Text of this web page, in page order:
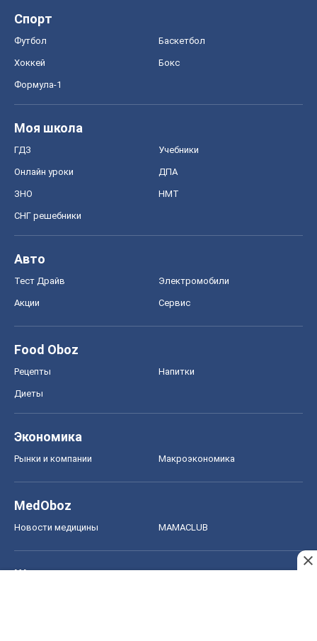
Спорт
Футбол Баскетбол
Хоккей Бокс
Формула-1
Моя школа
ГДЗ Учебники
Онлайн уроки ДПА
ЗНО НМТ
СНГ решебники
Авто
Тест Драйв Электромобили
Акции Сервис
Food Oboz
Рецепты Напитки
Диеты
Экономика
Рынки и компании Mакроэкономика
MedOboz
Новости медицины MAMACLUB
Шоу